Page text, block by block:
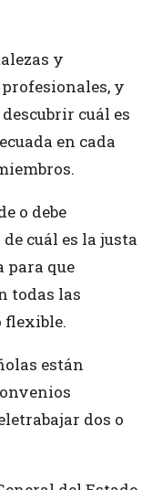
y
y
cuál es
en cada
o debe
cuál es la justa
para que
todas las
flexible.
están
dos o